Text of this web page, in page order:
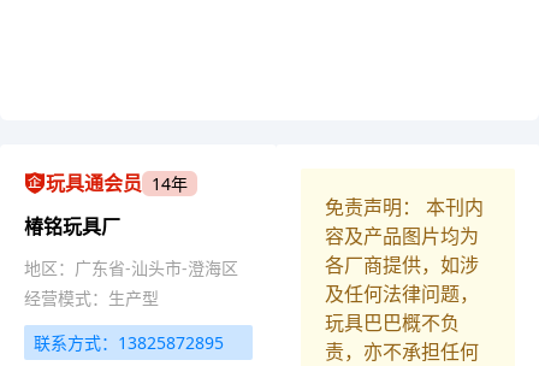
玩具通会员 14年
椿铭玩具厂
地区：广东省-汕头市-澄海区
经营模式：生产型
联系方式：13825872895
免责声明： 本刊内
容及产品图片均为
各厂商提供，如涉
及任何法律问题，
玩具巴巴概不负
责，亦不承担任何